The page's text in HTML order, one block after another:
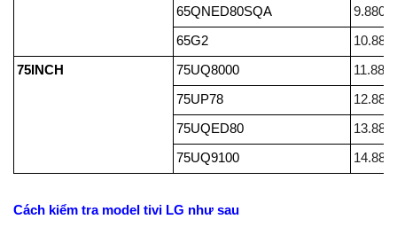
65QNED80SQA
65G2
75INCH 75UQ8000
75UP78
75UQED80
75UQ9100
Cách kiểm tra model tivi LG như sau